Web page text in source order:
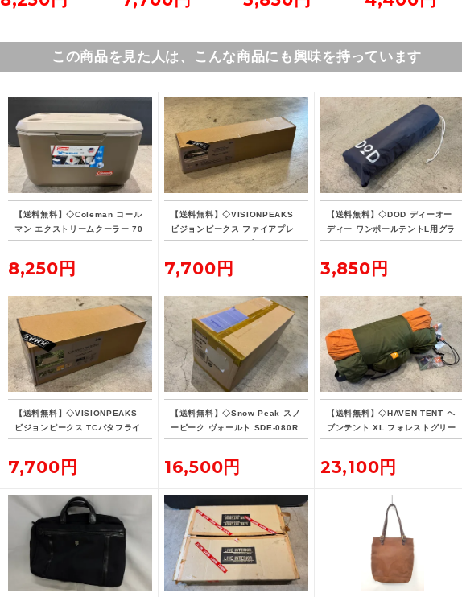
この商品を見た人は、こんな商品にも興味を持っています
【送料無料】◇Coleman コール
マン エクストリームクーラー 70
QT タンカラー
8,250円
【送料無料】◇VISIONPEAKS
ビジョンピークス ファイアプレ
イス TCレクタタープ
7,700円
【送料無料】◇DOD ディーオー
ディー ワンポールテントL用グラ
ンドシート
3,850円
【送料無料】◇VISIONPEAKS
ビジョンピークス TCバタフライ
シェルターSOLO
7,700円
【送料無料】◇Snow Peak スノ
ーピーク ヴォールト SDE-080R
H
16,500円
【送料無料】◇HAVEN TENT ヘ
ブンテント XL フォレストグリー
ン
23,100円